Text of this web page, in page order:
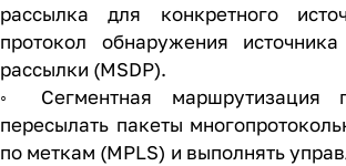
рассылка для конкретного
протокол обнаружения
рассылки (MSDP).
◦ Сегментная маршрутизация
пересылать пакеты
по меткам (MPLS) и выполнять